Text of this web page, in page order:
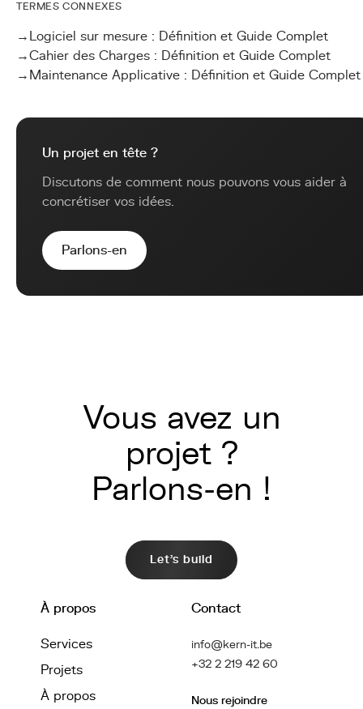
TERMES CONNEXES
→ Logiciel sur mesure : Définition et Guide Complet
→Cahier des Charges : Définition et Guide Complet
→ Maintenance Applicative : Définition et Guide Complet
Un projet en tête ?
Discutons de comment nous pouvons vous aider à
concrétiser vos idées.
Parlons-en
Vous avez un
projet ?
Parlons-en !
Let's build
À propos
Services
Projets
À propos
Contact
info@kern-it.be
+32 2 219 42 60
Nous rejoindre